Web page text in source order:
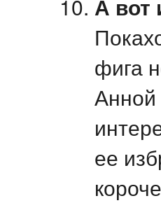
А вот
фига
Анной
ее